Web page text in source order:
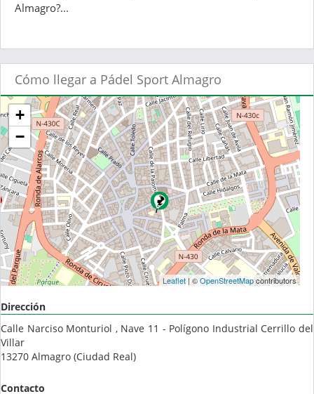
Almagro?...
Cómo llegar a Pádel Sport Almagro
+
−
Leaflet| ©OpenStreetMapcontributors
Dirección
Calle Narciso Monturiol , Nave 11 - Polígono Industrial Cerrillo del
Villar
13270 Almagro (Ciudad Real)
Contacto